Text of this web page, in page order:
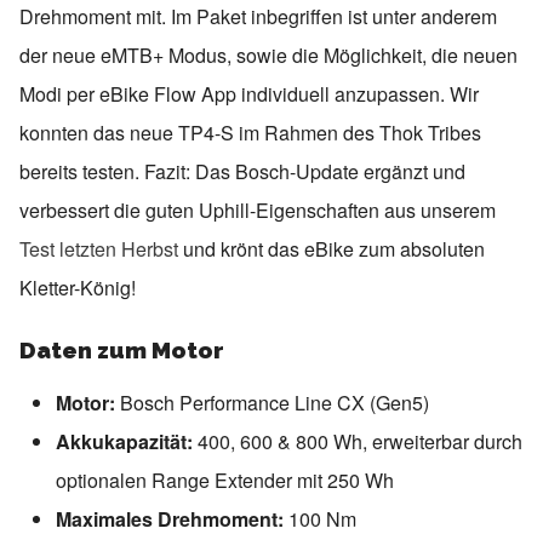
Drehmoment mit. Im Paket inbegriffen ist unter anderem
der neue eMTB+ Modus, sowie die Möglichkeit, die neuen
Modi per eBike Flow App individuell anzupassen. Wir
konnten das neue TP4-S im Rahmen des Thok Tribes
bereits testen. Fazit: Das Bosch-Update ergänzt und
verbessert die guten Uphill-Eigenschaften aus unserem
Test letzten Herbst und krönt das eBike zum absoluten
Kletter-König!
Daten zum Motor
Motor: Bosch Performance Line CX (Gen5)
Akkukapazität: 400, 600 & 800 Wh, erweiterbar durch
optionalen Range Extender mit 250 Wh
Maximales Drehmoment: 100 Nm